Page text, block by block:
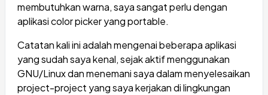
membutuhkan warna, saya sangat perlu dengan
aplikasi color picker yang portable.
Catatan kali ini adalah mengenai beberapa aplikasi
yang sudah saya kenal, sejak aktif menggunakan
GNU/Linux dan menemani saya dalam menyelesaikan
project-project yang saya kerjakan di lingkungan